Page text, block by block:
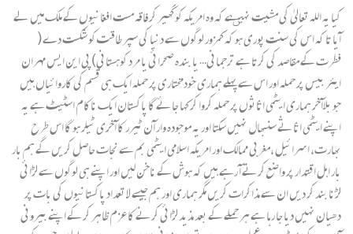
کیا یہ اللہ تعالیٰ کی مشیت نہیںہے کہ وہ امریکہ کو گھیر کر فاقہ مست افغانیوں کے ملک میں لے
آیا تا کہ اس کی سنت پوری ہو کہ کمزور لوگوں سے دنیا کی سپر طاقت کو شکست دے (
فطرت کے مقاصد کی کرتا ہے ترجمانی… یا بندہ صحرائی یا مرد کوہستانی) پی این ایس مہران
ایئر بیس پر حملہ اور اس سے پہلے ہماری خودمختاری پر حملہ ایک ہی قسم کی کاروائیاں ہیں
جو بلاآخر ہماری ایٹمی اثاثوں پر حملہ کروا کر کہا جائے گا پاکستان ایک ناکام اسٹیٹ ہے یہ
اپنے ایٹمی اثاثے سنبھال نہیں سکتا اور یہ موجودہ وار آن ٹیرر کا آخری ٹیلر ہو گا اس طرح
بھارت، ا سرائیل ،مغربی ممالک اور امریکہ اسلامی ایٹمی بم سے نجات حاصل کریں گے ہم بار
بار اہل اقتدار پر واضع کرتے آ رہے ہیں کہ ہوش کے ناخن لیں اور اپنے ہی لوگوں سے لڑائی
لڑنا بند کر دیں ان سے مذاکرات کریں مگر ہماری اور ہم جیسے لا تعداد پاکستانیوں کی بات پر
دھیان نہیں دیا جا رہا ہے ہر حملے کے بعد مذید لڑائی کرنے کا عزم ظاہر کر کے اپنے بیرونی